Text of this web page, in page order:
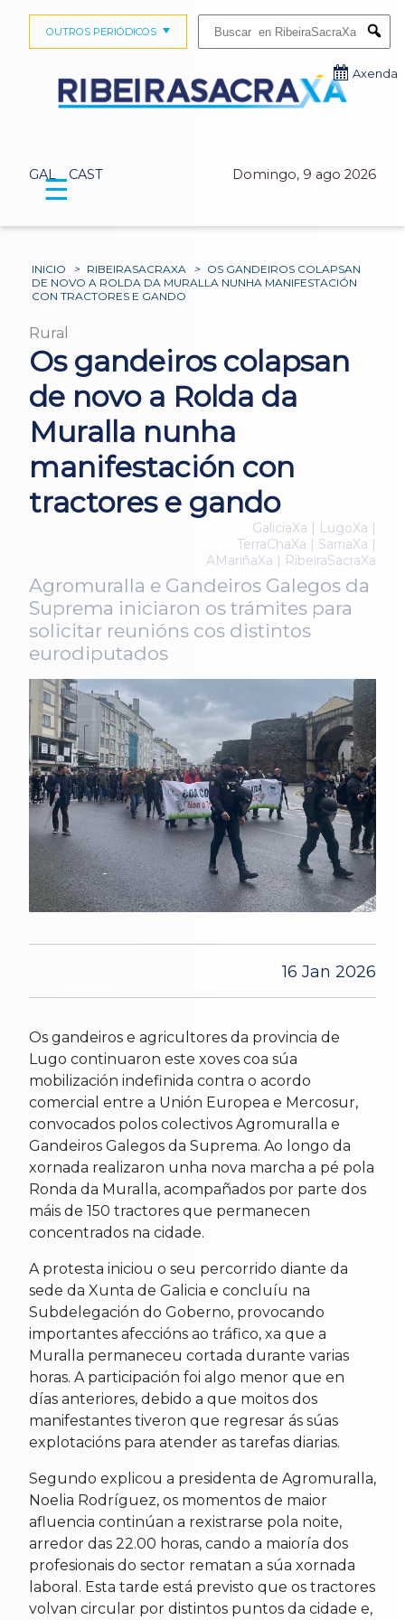
GAL CAST Domingo, 9 ago 2026
OUTROS PERIÓDICOS
Axenda
☰
INICIO > RIBEIRASACRAXA > OS GANDEIROS COLAPSAN
DE NOVO A ROLDA DA MURALLA NUNHA MANIFESTACIÓN
CON TRACTORES E GANDO
Rural
Os gandeiros colapsan
de novo a Rolda da
Muralla nunha
manifestación con
tractores e gando
GaliciaXa | LugoXa |
TerraChaXa | SarriaXa |
AMariñaXa | RibeiraSacraXa
Agromuralla e Gandeiros Galegos da
Suprema iniciaron os trámites para
solicitar reunións cos distintos
eurodiputados
16 Jan 2026
Os gandeiros e agricultores da provincia de
Lugo continuaron este xoves coa súa
mobilización indefinida contra o acordo
comercial entre a Unión Europea e Mercosur,
convocados polos colectivos Agromuralla e
Gandeiros Galegos da Suprema. Ao longo da
xornada realizaron unha nova marcha a pé pola
Ronda da Muralla, acompañados por parte dos
máis de 150 tractores que permanecen
concentrados na cidade.
A protesta iniciou o seu percorrido diante da
sede da Xunta de Galicia e concluíu na
Subdelegación do Goberno, provocando
importantes afeccións ao tráfico, xa que a
Muralla permaneceu cortada durante varias
horas. A participación foi algo menor que en
días anteriores, debido a que moitos dos
manifestantes tiveron que regresar ás súas
explotacións para atender as tarefas diarias.
Segundo explicou a presidenta de Agromuralla,
Noelia Rodríguez, os momentos de maior
afluencia continúan a rexistrarse pola noite,
arredor das 22.00 horas, cando a maioría dos
profesionais do sector rematan a súa xornada
laboral. Esta tarde está previsto que os tractores
volvan circular por distintos puntos da cidade e,